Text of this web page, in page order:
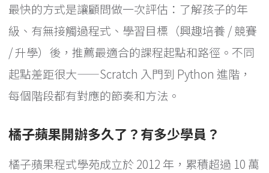
最快的方式是讓顧問做一次評估：了解孩子的年
級、有無接觸過程式、學習目標（興趣培養 / 競賽
/ 升學）後，推薦最適合的課程起點和路徑。不同
起點差距很大——Scratch 入門到 Python 進階，
每個階段都有對應的節奏和方法。
橘子蘋果開辦多久了？有多少學員？
橘子蘋果程式學苑成立於 2012 年，累積超過 10 萬